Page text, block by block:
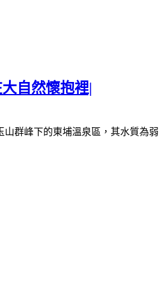
自然懷抱裡|
群峰下的東埔溫泉區，其水質為弱